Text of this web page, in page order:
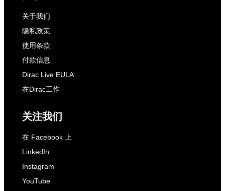
关于我们
隐私政策
使用条款
付款信息
Dirac Live EULA
在Dirac工作
关注我们
在 Facebook 上
LinkedIn
Instagram
YouTube